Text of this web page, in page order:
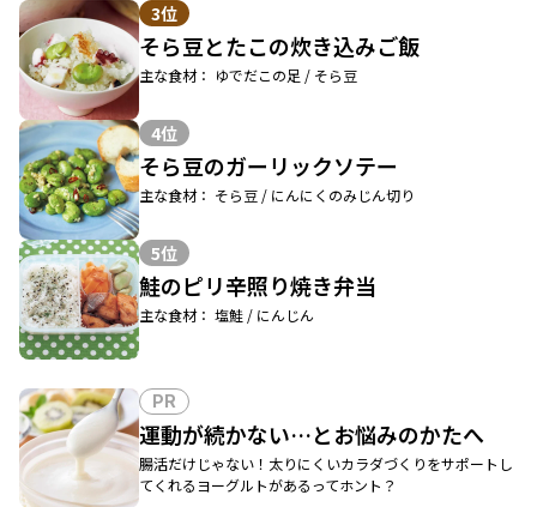
3位
そら豆とたこの炊き込みご飯
主な食材： ゆでだこの足 / そら豆
4位
そら豆のガーリックソテー
主な食材： そら豆 / にんにくのみじん切り
5位
鮭のピリ辛照り焼き弁当
主な食材： 塩鮭 / にんじん
PR
運動が続かない…とお悩みのかたへ
腸活だけじゃない！太りにくいカラダづくりをサポートし
てくれるヨーグルトがあるってホント？